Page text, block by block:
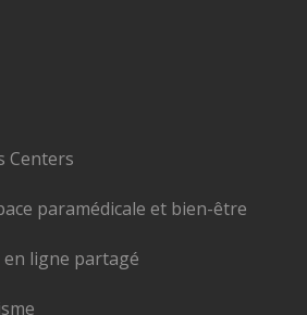
Centers
paramédicale et bien-être
en ligne partagé